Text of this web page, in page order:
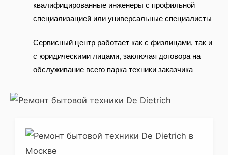
квалифицированные инженеры с профильной
специализацией или универсальные специалисты
Сервисный центр работает как с физлицами, так и
с юридическими лицами, заключая договора на
обслуживание всего парка техники заказчика